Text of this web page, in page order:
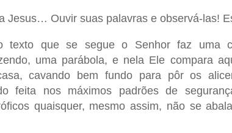
Jesus… Ouvir suas palavras e observá-las!
texto que se segue o Senhor faz uma
uma parábola, e nela Ele compara
cavando bem fundo para pôr os
feita nos máximos padrões de
quaisquer, mesmo assim, não se